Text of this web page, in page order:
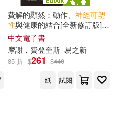
費解的顯然：動作、 神經可塑
性與健康的結合[全新修訂版]
(電子書)
中文電子書
摩謝．費登奎斯 易之新
85 折 $261 $440
紙
試閱